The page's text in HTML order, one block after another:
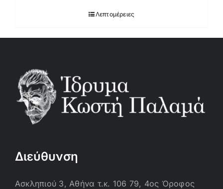
Λεπτομέρειες
Διεύθυνση
Ασκληπιού 3, Αθήνα τ.κ. 106 79, 4ος Όροφος